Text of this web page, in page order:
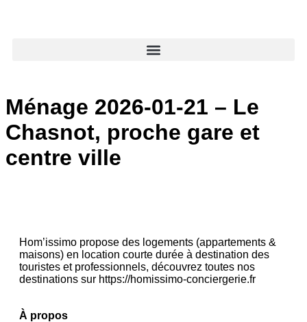
Ménage 2026-01-21 – Le
Chasnot, proche gare et
centre ville
Hom’issimo propose des logements (appartements &
maisons) en location courte durée à destination des
touristes et professionnels, découvrez toutes nos
destinations sur https://homissimo-conciergerie.fr
À propos